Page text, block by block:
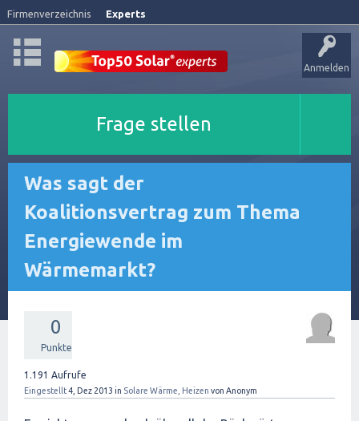
Firmenverzeichnis Experts
Anmelden
Frage stellen
Was sagt der
Koalitionsvertrag zum Thema
Energiewende im
Wärmemarkt?
0
Punkte
1.191 Aufrufe
Eingestellt4, Dez 2013 in Solare Wärme, Heizen von Anonym